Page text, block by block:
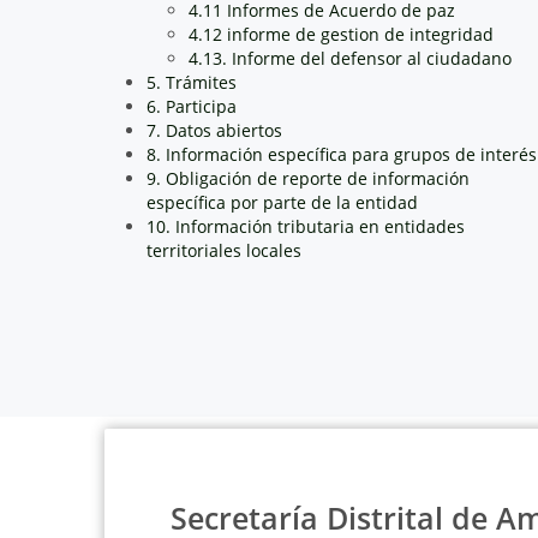
4.11 Informes de Acuerdo de paz
4.12 informe de gestion de integridad
4.13. Informe del defensor al ciudadano
5. Trámites
6. Participa
7. Datos abiertos
8. Información específica para grupos de interés
9. Obligación de reporte de información
específica por parte de la entidad
10. Información tributaria en entidades
territoriales locales
Secretaría Distrital de